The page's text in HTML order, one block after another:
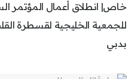
خاص| انطلاق أعمال المؤتمر
للجمعية الخليجية لقسطرة
بدبي